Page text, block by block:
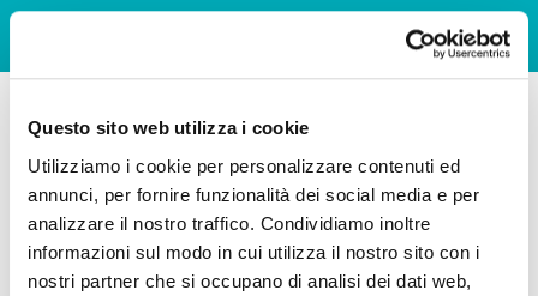
Questo sito web utilizza i cookie
Utilizziamo i cookie per personalizzare contenuti ed
annunci, per fornire funzionalità dei social media e per
analizzare il nostro traffico. Condividiamo inoltre
informazioni sul modo in cui utilizza il nostro sito con i
nostri partner che si occupano di analisi dei dati web,